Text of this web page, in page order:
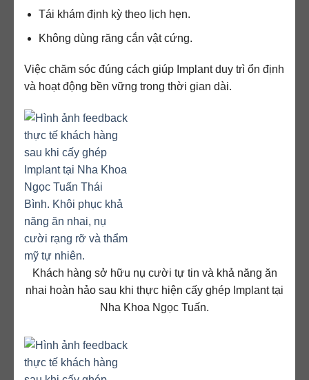
Tái khám định kỳ theo lịch hẹn.
Không dùng răng cắn vật cứng.
Việc chăm sóc đúng cách giúp Implant duy trì ổn định
và hoạt động bền vững trong thời gian dài.
Khách hàng sở hữu nụ cười tự tin và khả năng ăn
nhai hoàn hảo sau khi thực hiện cấy ghép Implant tại
Nha Khoa Ngọc Tuấn.